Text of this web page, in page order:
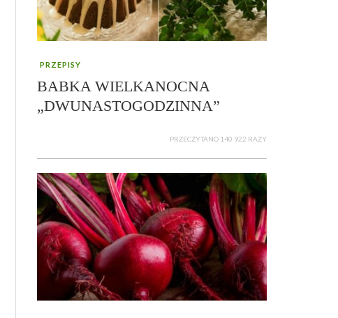
PRZEPISY
BABKA WIELKANOCNA
„DWUNASTOGODZINNA”
PRZECZYTANO 140 922 RAZY